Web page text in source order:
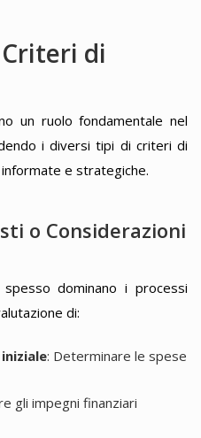
di
un ruolo fondamentale nel
i diversi tipi di criteri di
e strategiche.
o Considerazioni
dominano i processi
di:
: Determinare le spese
gli impegni finanziari